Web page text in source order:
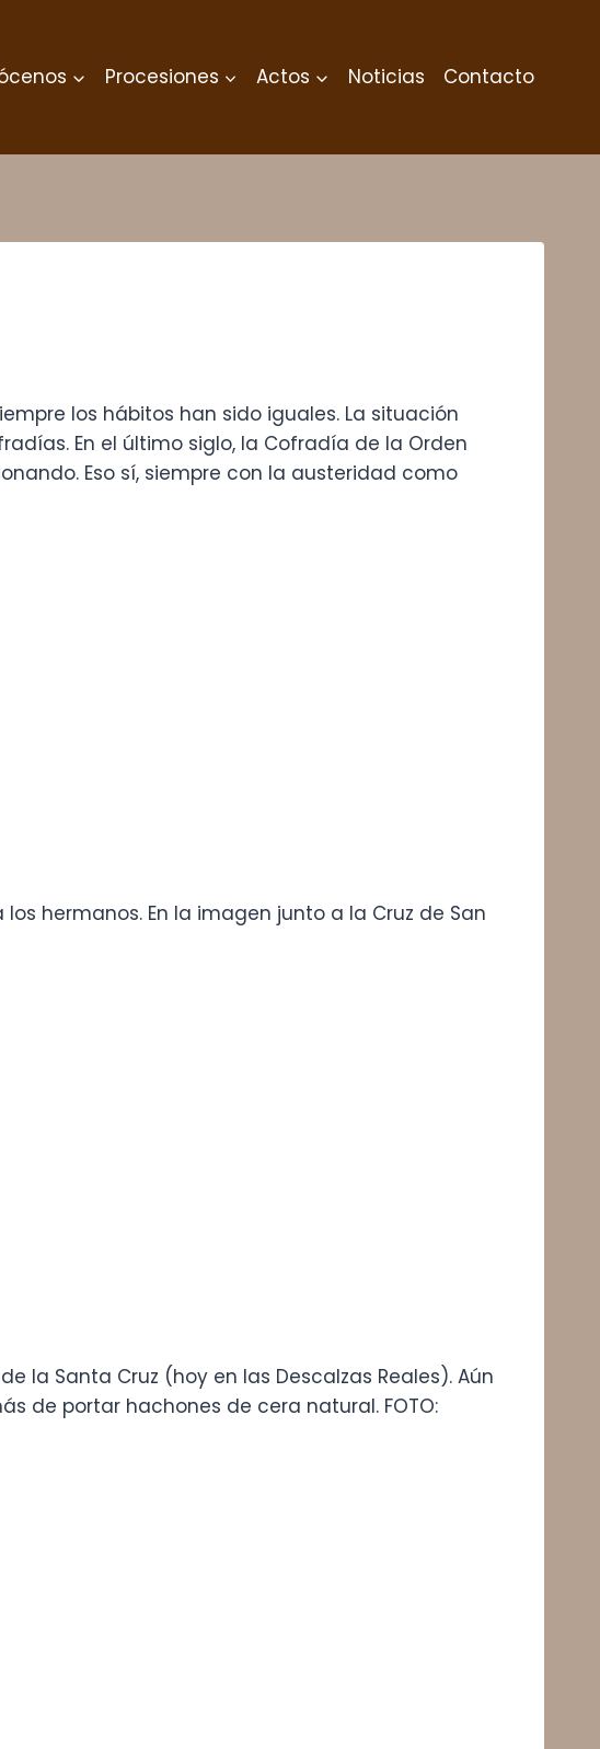
Procesiones Actos Noticias Contacto
los hábitos han sido iguales. La situación
En el último siglo, la Cofradía de la Orden
Eso sí, siempre con la austeridad como
hermanos. En la imagen junto a la Cruz de San
la Santa Cruz (hoy en las Descalzas Reales). Aún
de portar hachones de cera natural. FOTO: